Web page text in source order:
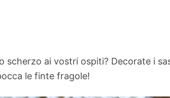
scherzo ai vostri ospiti? Decorate i
le finte fragole!